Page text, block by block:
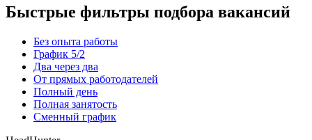
Быстрые фильтры подбора вакансий
Без опыта работы
График 5/2
Два через два
От прямых работодателей
Полный день
Полная занятость
Сменный график